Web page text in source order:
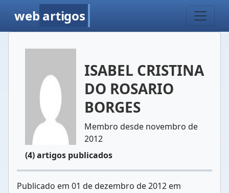
web artigos
ISABEL CRISTINA
DO ROSARIO
BORGES
Membro desde novembro de
2012
(4) artigos publicados
Publicado em 01 de dezembro de 2012 em